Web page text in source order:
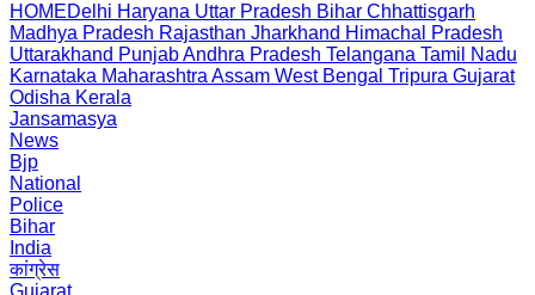
HOMEDelhi Haryana Uttar Pradesh Bihar Chhattisgarh
Madhya Pradesh Rajasthan Jharkhand Himachal Pradesh
Uttarakhand PunjabAndhra Pradesh Telangana Tamil Nadu
Karnataka Maharashtra Assam West Bengal Tripura Gujarat
Odisha Kerala
Jansamasya
News
Bjp
National
Police
Bihar
India
कांग्रेस
Gujarat